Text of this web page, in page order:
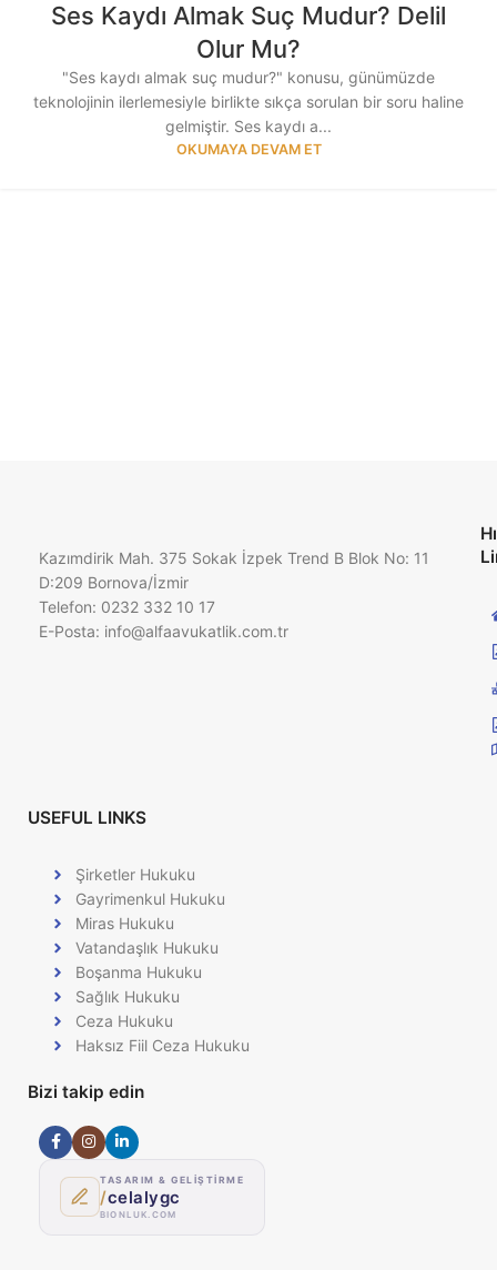
Ses Kaydı Almak Suç Mudur? Delil
Olur Mu?
"Ses kaydı almak suç mudur?" konusu, günümüzde
teknolojinin ilerlemesiyle birlikte sıkça sorulan bir soru haline
gelmiştir. Ses kaydı a...
OKUMAYA DEVAM ET
Kazımdirik Mah. 375 Sokak İzpek Trend B Blok No: 11
D:209 Bornova/İzmir
Telefon: 0232 332 10 17
E-Posta: info@alfaavukatlik.com.tr
USEFUL LINKS
Şirketler Hukuku
Gayrimenkul Hukuku
Miras Hukuku
Vatandaşlık Hukuku
Boşanma Hukuku
Sağlık Hukuku
Ceza Hukuku
Haksız Fiil Ceza Hukuku
Bizi takip edin
TASARIM & GELİŞTİRME
/celalygc
BIONLUK.COM